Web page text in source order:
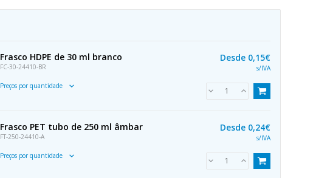
Frasco HDPE de 30 ml branco
FC-30-24410-BR
Preços por quantidade
Desde 0,15€
s/IVA
Frasco PET tubo de 250 ml âmbar
FT-250-24410-A
Preços por quantidade
Desde 0,24€
s/IVA